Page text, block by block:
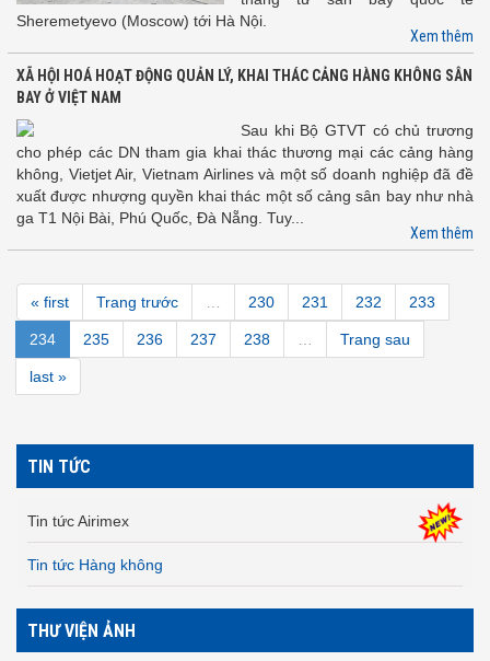
Sheremetyevo (Moscow) tới Hà Nội.
Xem thêm
XÃ HỘI HOÁ HOẠT ĐỘNG QUẢN LÝ, KHAI THÁC CẢNG HÀNG KHÔNG SÂN
BAY Ở VIỆT NAM
Sau khi Bộ GTVT có chủ trương
cho phép các DN tham gia khai thác thương mại các cảng hàng
không, Vietjet Air, Vietnam Airlines và một số doanh nghiệp đã đề
xuất được nhượng quyền khai thác một số cảng sân bay như nhà
ga T1 Nội Bài, Phú Quốc, Đà Nẵng. Tuy...
Xem thêm
« first Trang trước 230 231 232 233
234 235 236 237 238 Trang sau
last »
TIN TỨC
Tin tức Airimex
Tin tức Hàng không
THƯ VIỆN ẢNH